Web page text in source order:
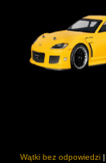
Wątki bez odpowiedzi |